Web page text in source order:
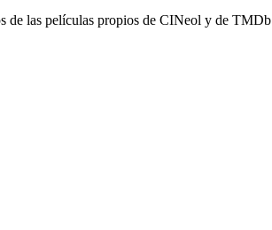
de las películas propios de CINeol y de TMDb